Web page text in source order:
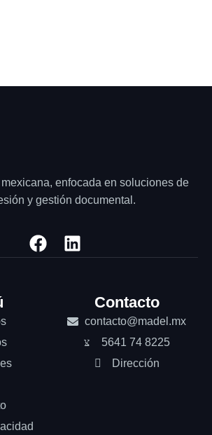
enfocada en soluciones de
y gestión documental.
Contacto
contacto@madel.mx
5641 74 8225
Dirección